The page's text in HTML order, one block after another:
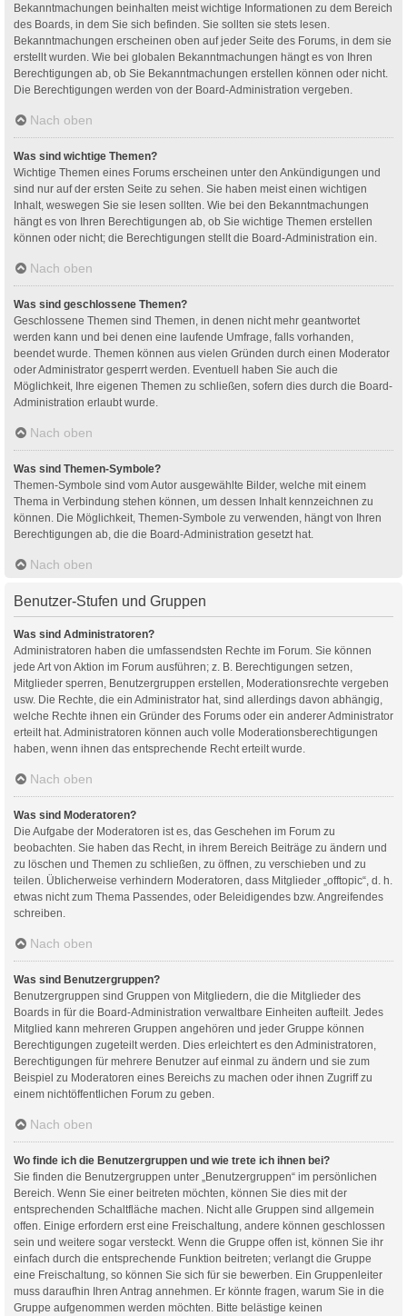
Bekanntmachungen beinhalten meist wichtige Informationen zu dem Bereich
des Boards, in dem Sie sich befinden. Sie sollten sie stets lesen.
Bekanntmachungen erscheinen oben auf jeder Seite des Forums, in dem sie
erstellt wurden. Wie bei globalen Bekanntmachungen hängt es von Ihren
Berechtigungen ab, ob Sie Bekanntmachungen erstellen können oder nicht.
Die Berechtigungen werden von der Board-Administration vergeben.
Nach oben
Was sind wichtige Themen?
Wichtige Themen eines Forums erscheinen unter den Ankündigungen und
sind nur auf der ersten Seite zu sehen. Sie haben meist einen wichtigen
Inhalt, weswegen Sie sie lesen sollten. Wie bei den Bekanntmachungen
hängt es von Ihren Berechtigungen ab, ob Sie wichtige Themen erstellen
können oder nicht; die Berechtigungen stellt die Board-Administration ein.
Nach oben
Was sind geschlossene Themen?
Geschlossene Themen sind Themen, in denen nicht mehr geantwortet
werden kann und bei denen eine laufende Umfrage, falls vorhanden,
beendet wurde. Themen können aus vielen Gründen durch einen Moderator
oder Administrator gesperrt werden. Eventuell haben Sie auch die
Möglichkeit, Ihre eigenen Themen zu schließen, sofern dies durch die Board-
Administration erlaubt wurde.
Nach oben
Was sind Themen-Symbole?
Themen-Symbole sind vom Autor ausgewählte Bilder, welche mit einem
Thema in Verbindung stehen können, um dessen Inhalt kennzeichnen zu
können. Die Möglichkeit, Themen-Symbole zu verwenden, hängt von Ihren
Berechtigungen ab, die die Board-Administration gesetzt hat.
Nach oben
Benutzer-Stufen und Gruppen
Was sind Administratoren?
Administratoren haben die umfassendsten Rechte im Forum. Sie können
jede Art von Aktion im Forum ausführen; z. B. Berechtigungen setzen,
Mitglieder sperren, Benutzergruppen erstellen, Moderationsrechte vergeben
usw. Die Rechte, die ein Administrator hat, sind allerdings davon abhängig,
welche Rechte ihnen ein Gründer des Forums oder ein anderer Administrator
erteilt hat. Administratoren können auch volle Moderationsberechtigungen
haben, wenn ihnen das entsprechende Recht erteilt wurde.
Nach oben
Was sind Moderatoren?
Die Aufgabe der Moderatoren ist es, das Geschehen im Forum zu
beobachten. Sie haben das Recht, in ihrem Bereich Beiträge zu ändern und
zu löschen und Themen zu schließen, zu öffnen, zu verschieben und zu
teilen. Üblicherweise verhindern Moderatoren, dass Mitglieder „offtopic“, d. h.
etwas nicht zum Thema Passendes, oder Beleidigendes bzw. Angreifendes
schreiben.
Nach oben
Was sind Benutzergruppen?
Benutzergruppen sind Gruppen von Mitgliedern, die die Mitglieder des
Boards in für die Board-Administration verwaltbare Einheiten aufteilt. Jedes
Mitglied kann mehreren Gruppen angehören und jeder Gruppe können
Berechtigungen zugeteilt werden. Dies erleichtert es den Administratoren,
Berechtigungen für mehrere Benutzer auf einmal zu ändern und sie zum
Beispiel zu Moderatoren eines Bereichs zu machen oder ihnen Zugriff zu
einem nichtöffentlichen Forum zu geben.
Nach oben
Wo finde ich die Benutzergruppen und wie trete ich ihnen bei?
Sie finden die Benutzergruppen unter „Benutzergruppen“ im persönlichen
Bereich. Wenn Sie einer beitreten möchten, können Sie dies mit der
entsprechenden Schaltfläche machen. Nicht alle Gruppen sind allgemein
offen. Einige erfordern erst eine Freischaltung, andere können geschlossen
sein und weitere sogar versteckt. Wenn die Gruppe offen ist, können Sie ihr
einfach durch die entsprechende Funktion beitreten; verlangt die Gruppe
eine Freischaltung, so können Sie sich für sie bewerben. Ein Gruppenleiter
muss daraufhin Ihren Antrag annehmen. Er könnte fragen, warum Sie in die
Gruppe aufgenommen werden möchten. Bitte belästige keinen